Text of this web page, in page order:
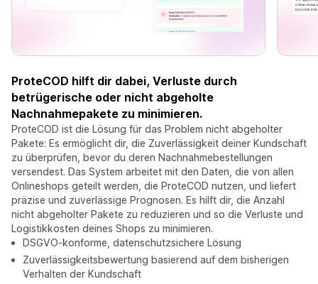
ProteCOD hilft dir dabei, Verluste durch
betrügerische oder nicht abgeholte
Nachnahmepakete zu minimieren.
ProteCOD ist die Lösung für das Problem nicht abgeholter
Pakete: Es ermöglicht dir, die Zuverlässigkeit deiner Kundschaft
zu überprüfen, bevor du deren Nachnahmebestellungen
versendest. Das System arbeitet mit den Daten, die von allen
Onlineshops geteilt werden, die ProteCOD nutzen, und liefert
präzise und zuverlässige Prognosen. Es hilft dir, die Anzahl
nicht abgeholter Pakete zu reduzieren und so die Verluste und
Logistikkosten deines Shops zu minimieren.
DSGVO-konforme, datenschutzsichere Lösung
Zuverlässigkeitsbewertung basierend auf dem bisherigen
Verhalten der Kundschaft